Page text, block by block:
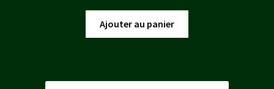
initial
était :
actuel
est :
Ajouter au panier